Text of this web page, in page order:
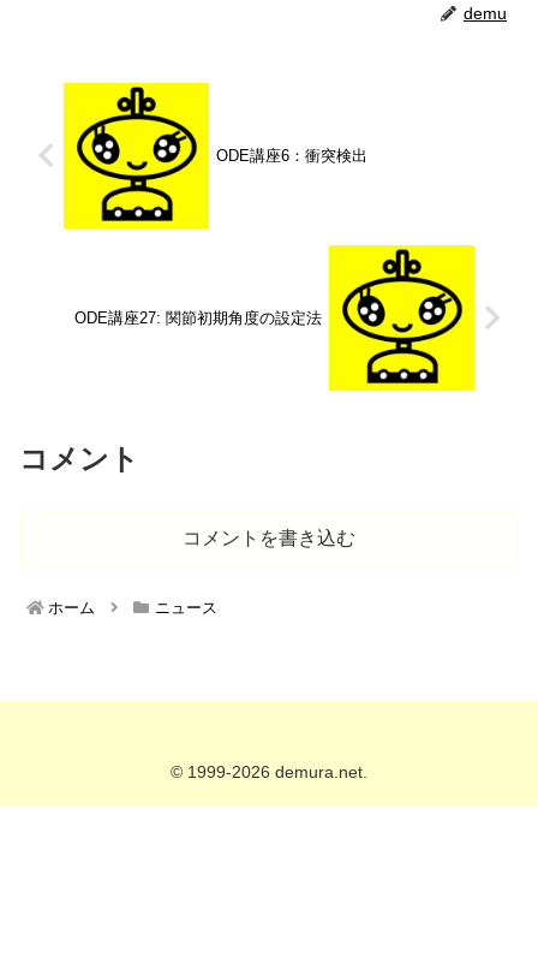
demu
ODE講座6：衝突検出
ODE講座27: 関節初期角度の設定法
コメント
コメントを書き込む
ホーム ニュース
© 1999-2026 demura.net.